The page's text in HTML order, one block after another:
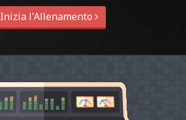
Inizia l'Allenamento